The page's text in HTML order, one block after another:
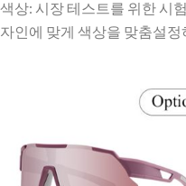
색상: 시장 테스트를 위한 시
자인에 맞게 색상을 맞춤설정